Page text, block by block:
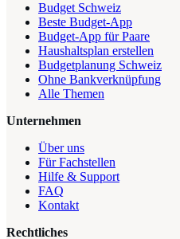
Budget Schweiz
Beste Budget-App
Budget-App für Paare
Haushaltsplan erstellen
Budgetplanung Schweiz
Ohne Bankverknüpfung
Alle Themen
Unternehmen
Über uns
Für Fachstellen
Hilfe & Support
FAQ
Kontakt
Rechtliches